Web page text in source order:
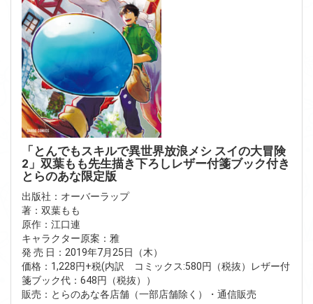
「とんでもスキルで異世界放浪メシ スイの大冒険
2」双葉もも先生描き下ろしレザー付箋ブック付き
とらのあな限定版
出版社：オーバーラップ
著：双葉もも
原作：江口連
キャラクター原案：雅
発 売 日：2019年7月25日（木）
価格：1,228円+税(内訳 コミックス:580円（税抜）レザー付
箋ブック代：648円（税抜））
販売：とらのあな各店舗（一部店舗除く）・通信販売